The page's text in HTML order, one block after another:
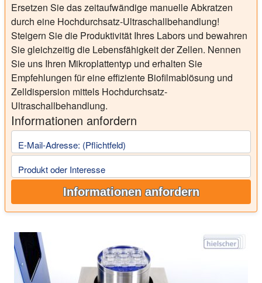
Ersetzen Sie das zeitaufwändige manuelle Abkratzen
durch eine Hochdurchsatz-Ultraschallbehandlung!
Steigern Sie die Produktivität Ihres Labors und bewahren
Sie gleichzeitig die Lebensfähigkeit der Zellen. Nennen
Sie uns Ihren Mikroplattentyp und erhalten Sie
Empfehlungen für eine effiziente Biofilmablösung und
Zelldispersion mittels Hochdurchsatz-
Ultraschallbehandlung.
Informationen anfordern
E-Mail-Adresse: (Pflichtfeld)
Produkt oder Interesse
Informationen anfordern